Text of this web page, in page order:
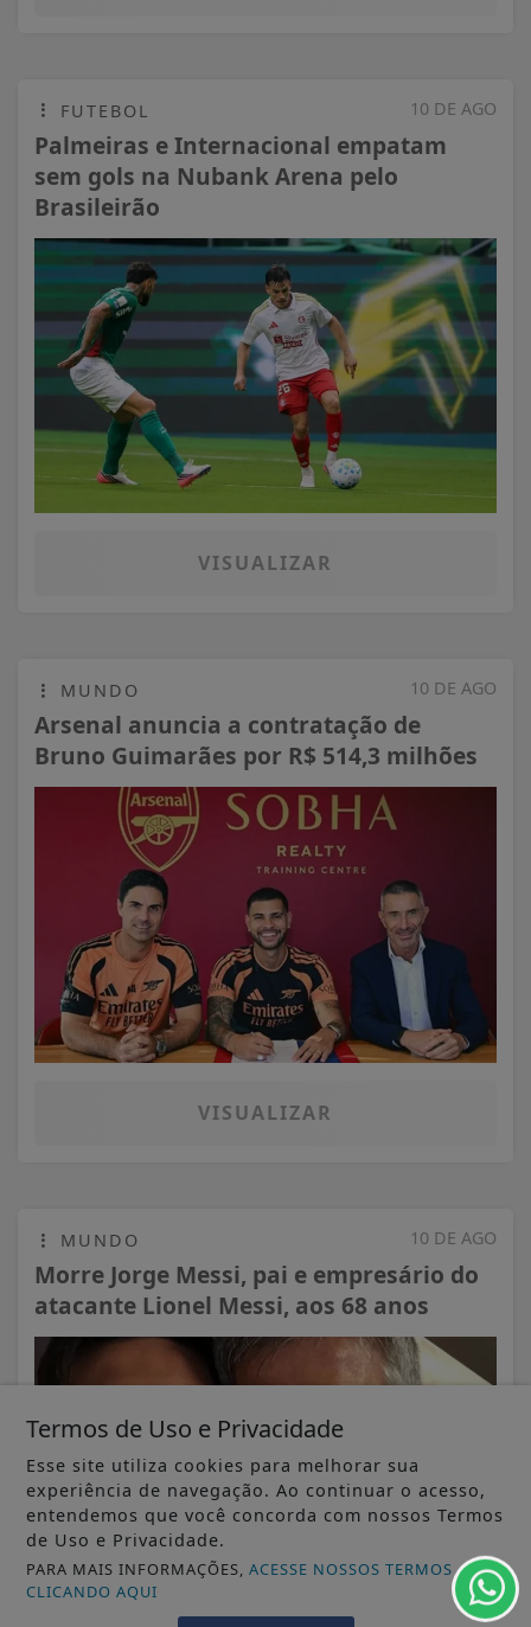
10 DE AGO
FUTEBOL
Palmeiras e Internacional empatam
sem gols na Nubank Arena pelo
Brasileirão
VISUALIZAR
10 DE AGO
MUNDO
Arsenal anuncia a contratação de
Bruno Guimarães por R$ 514,3 milhões
VISUALIZAR
10 DE AGO
MUNDO
Morre Jorge Messi, pai e empresário do
atacante Lionel Messi, aos 68 anos
Termos de Uso e Privacidade
Esse site utiliza cookies para melhorar sua
experiência de navegação. Ao continuar o acesso,
entendemos que você concorda com nossos Termos
de Uso e Privacidade.
PARA MAIS INFORMAÇÕES,ACESSE NOSSOS TERMOS
CLICANDO AQUI